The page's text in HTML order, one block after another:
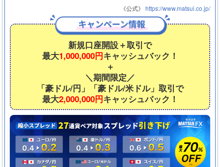
《公式》 https://www.matsui.co.jp/
新規口座開設＋取引で
最大1,000,000円キャッシュバック！
＋
＼期間限定／
「豪ドル/円」「豪ドル/米ドル」取引で
最大2,000,000円キャッシュバック！